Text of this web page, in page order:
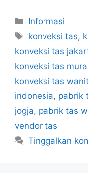
Kategori
Informasi
Tag
konveksi tas,
konveksi tas
konveksi tas
konveksi tas
indonesia, pabrik
jogja, pabrik tas
vendor tas
Tinggalkan